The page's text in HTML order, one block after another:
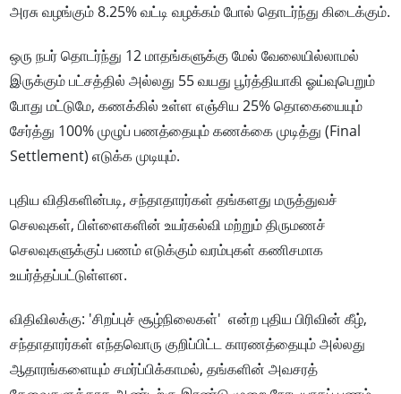
அரசு வழங்கும் 8.25% வட்டி வழக்கம் போல் தொடர்ந்து கிடைக்கும்.
ஒரு நபர் தொடர்ந்து 12 மாதங்களுக்கு மேல் வேலையில்லாமல்
இருக்கும் பட்சத்தில் அல்லது 55 வயது பூர்த்தியாகி ஓய்வுபெறும்
போது மட்டுமே, கணக்கில் உள்ள எஞ்சிய 25% தொகையையும்
சேர்த்து 100% முழுப் பணத்தையும் கணக்கை முடித்து (Final
Settlement) எடுக்க முடியும்.
புதிய விதிகளின்படி, சந்தாதாரர்கள் தங்களது மருத்துவச்
செலவுகள், பிள்ளைகளின் உயர்கல்வி மற்றும் திருமணச்
செலவுகளுக்குப் பணம் எடுக்கும் வரம்புகள் கணிசமாக
உயர்த்தப்பட்டுள்ளன.
விதிவிலக்கு: 'சிறப்புச் சூழ்நிலைகள்' என்ற புதிய பிரிவின் கீழ்,
சந்தாதாரர்கள் எந்தவொரு குறிப்பிட்ட காரணத்தையும் அல்லது
ஆதாரங்களையும் சமர்ப்பிக்காமல், தங்களின் அவசரத்